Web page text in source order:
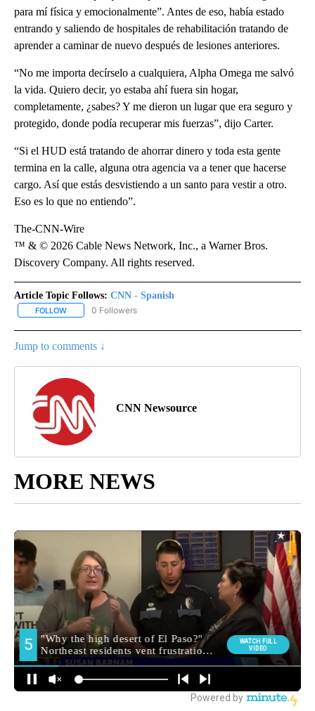
para mí física y emocionalmente”. Antes de eso, había estado
entrando y saliendo de hospitales de rehabilitación tratando de
aprender a caminar de nuevo después de lesiones anteriores.
“No me importa decírselo a cualquiera, Alpha Omega me salvó
la vida. Quiero decir, yo estaba ahí fuera sin hogar,
completamente, ¿sabes? Y me dieron un lugar que era seguro y
protegido, donde podía recuperar mis fuerzas”, dijo Carter.
“Si el HUD está tratando de ahorrar dinero y toda esta gente
termina en la calle, alguna otra agencia va a tener que hacerse
cargo. Así que estás desvistiendo a un santo para vestir a otro.
Eso es lo que no entiendo”.
The-CNN-Wire
™ & © 2026 Cable News Network, Inc., a Warner Bros.
Discovery Company. All rights reserved.
Article Topic Follows: CNN - Spanish
FOLLOW FOLLOW "CNN - SPANISH" TO RECEIVE NOTIFICATIONS ABOUT
0 Followers
Jump to comments ↓
CNN Newsource
MORE NEWS